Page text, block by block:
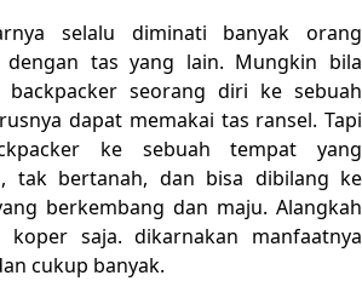
selalu diminati banyak orang
dengan tas yang lain. Mungkin bila
backpacker seorang diri ke sebuah
dapat memakai tas ransel. Tapi
ke sebuah tempat yang
tak bertanah, dan bisa dibilang ke
berkembang dan maju. Alangkah
koper saja. dikarnakan manfaatnya
cukup banyak.